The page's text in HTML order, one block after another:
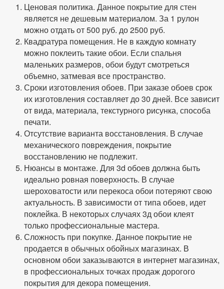
Ценовая политика. Данное покрытие для стен
является не дешевым материалом. За 1 рулон
можно отдать от 500 руб. до 2500 руб.
Квадратура помещения. Не в каждую комнату
можно поклеить такие обои. Если спальня
маленьких размеров, обои будут смотреться
объемно, затмевая все пространство.
Сроки изготовления обоев. При заказе обоев срок
их изготовления составляет до 30 дней. Все зависит
от вида, материала, текстурного рисунка, способа
печати.
Отсутствие варианта восстановления. В случае
механического повреждения, покрытие
восстановлению не подлежит.
Нюансы в монтаже. Для 3d обоев должна быть
идеально ровная поверхность. В случае
шероховатости или перекоса обои потеряют свою
актуальность. В зависимости от типа обоев, идет
поклейка. В некоторых случаях 3д обои клеят
только профессиональные мастера.
Сложность при покупке. Данное покрытие не
продается в обычных обойных магазинах. В
основном обои заказываются в интернет магазинах,
в профессиональных точках продаж дорогого
покрытия для декора помещения.